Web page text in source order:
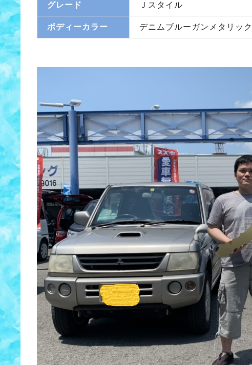
グレード Ｊスタイル
ボディーカラー デニムブルーガンメタリッ